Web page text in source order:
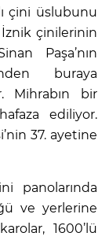
çini üslubunu
çinilerinin
Paşa’nın
buraya
Mihrabın bir
ediliyor.
37. ayetine
panolarında
ve yerlerine
1600’lü